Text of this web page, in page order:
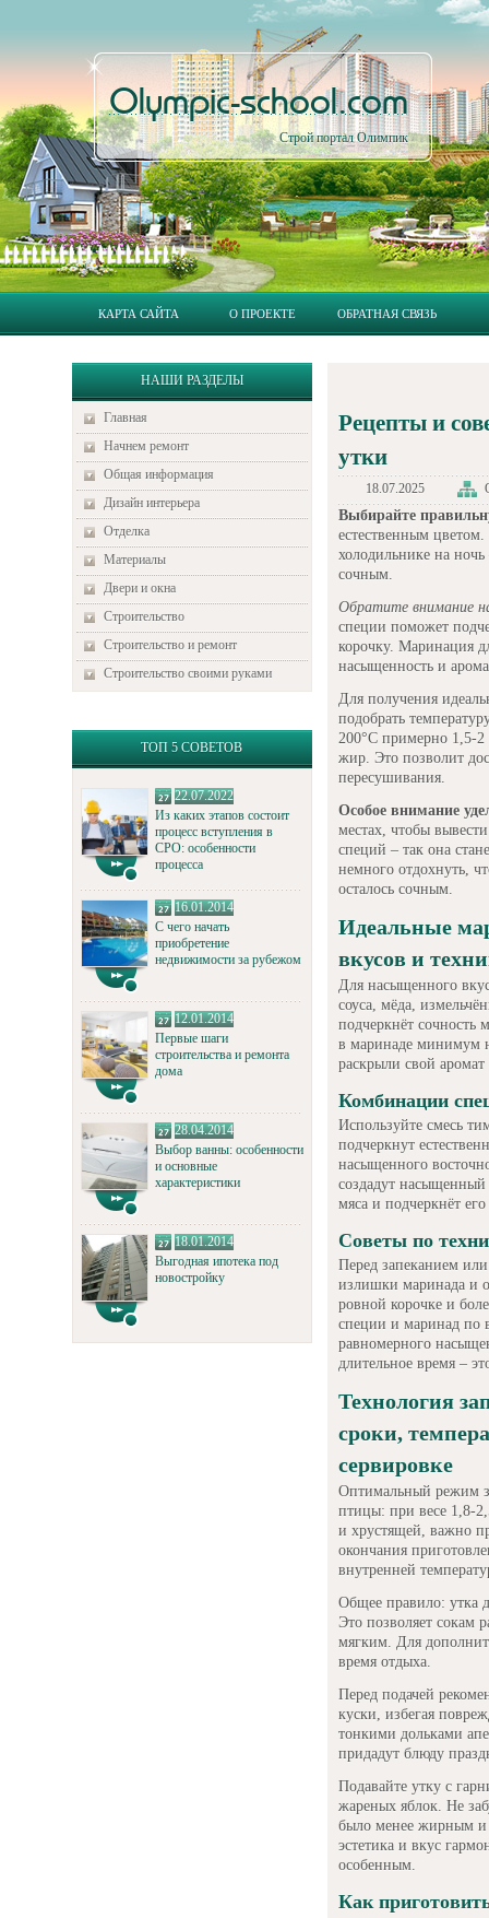
Olympic-school.com
Строй портал Олимпик
КАРТА САЙТА О ПРОЕКТЕ ОБРАТНАЯ СВЯЗЬ
НАШИ РАЗДЕЛЫ
Главная
Начнем ремонт
Общая информация
Дизайн интерьера
Отделка
Материалы
Двери и окна
Строительство
Строительство и ремонт
Строительство своими руками
ТОП 5 СОВЕТОВ
22.07.2022
Из каких этапов состоит
процесс вступления в
СРО: особенности
процесса
16.01.2014
С чего начать
приобретение
недвижимости за рубежом
12.01.2014
Первые шаги
строительства и ремонта
дома
28.04.2014
Выбор ванны: особенности
и основные
характеристики
18.01.2014
Выгодная ипотека под
новостройку
Рецепты и
утки
18.07.2025
Выбирайте
естественным цветом.
холодильнике на
сочным.
Обратите внимание
специи поможет
корочку. Маринация
насыщенность и
Для получения
подобрать
200°C примерно 1,5-
жир. Это позволит
пересушивания.
Особое внимание
местах, чтобы
специй – так она
немного отдохнуть,
осталось сочным.
Идеальные
вкусов и
Для насыщенного
соуса, мёда,
подчеркнёт сочность
в маринаде минимум
раскрыли свой
Комбинации
Используйте смесь
подчеркнут
насыщенного
создадут насыщенный
мяса и подчеркнёт
Советы по
Перед запеканием
излишки маринада и
ровной корочке и
специи и маринад по
равномерного
длительное время –
Технология
сроки,
сервировке
Оптимальный режим
птицы: при весе 1,8-
и хрустящей, важно
окончания
внутренней
Общее правило: утка
Это позволяет сокам
мягким. Для
время отдыха.
Перед подачей
куски, избегая
тонкими дольками
придадут блюду
Подавайте утку с
жареных яблок. Не
было менее жирным и
эстетика и вкус
особенным.
Как